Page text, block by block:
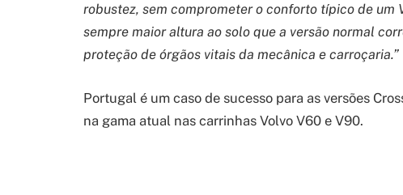
robustez, sem comprometer o conforto típico de um
sempre maior altura ao solo que a versão normal
proteção de órgãos vitais da mecânica e carroçaria.”
Portugal é um caso de sucesso para as versões
na gama atual nas carrinhas Volvo V60 e V90.